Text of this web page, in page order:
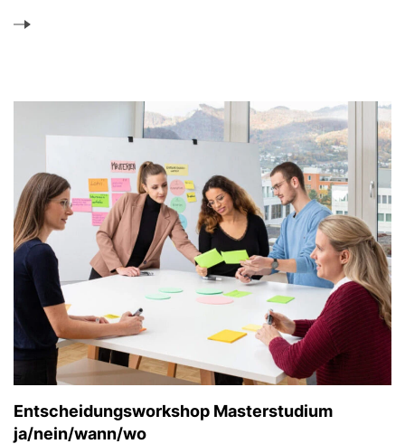
Entscheidungsworkshop Masterstudium
ja/nein/wann/wo